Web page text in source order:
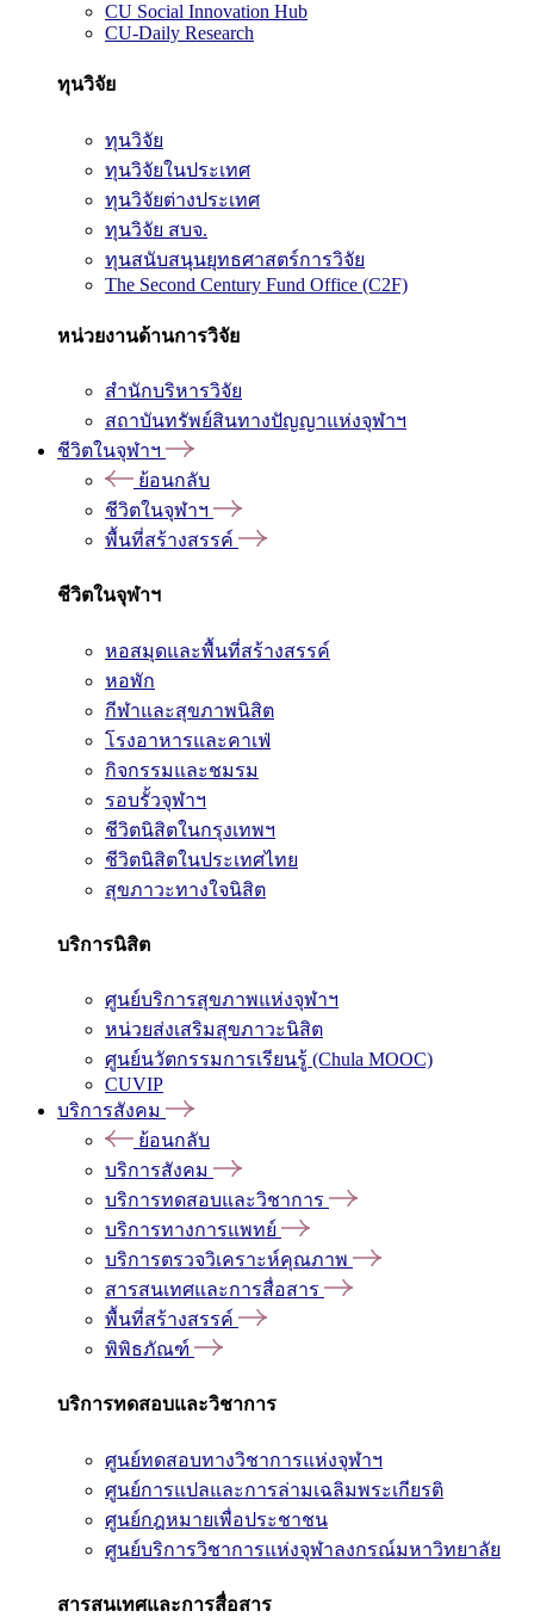
CU Social Innovation Hub
CU-Daily Research
ทุนวิจัย
ทุนวิจัย
ทุนวิจัยในประเทศ
ทุนวิจัยต่างประเทศ
ทุนวิจัย สบจ.
ทุนสนับสนุนยุทธศาสตร์การวิจัย
The Second Century Fund Office (C2F)
หน่วยงานด้านการวิจัย
สำนักบริหารวิจัย
สถาบันทรัพย์สินทางปัญญาแห่งจุฬาฯ
ชีวิตในจุฬาฯ
ย้อนกลับ
ชีวิตในจุฬาฯ
พื้นที่สร้างสรรค์
ชีวิตในจุฬาฯ
หอสมุดและพื้นที่สร้างสรรค์
หอพัก
กีฬาและสุขภาพนิสิต
โรงอาหารและคาเฟ่
กิจกรรมและชมรม
รอบรั้วจุฬาฯ
ชีวิตนิสิตในกรุงเทพฯ
ชีวิตนิสิตในประเทศไทย
สุขภาวะทางใจนิสิต
บริการนิสิต
ศูนย์บริการสุขภาพแห่งจุฬาฯ
หน่วยส่งเสริมสุขภาวะนิสิต
ศูนย์นวัตกรรมการเรียนรู้ (Chula MOOC)
CUVIP
บริการสังคม
ย้อนกลับ
บริการสังคม
บริการทดสอบและวิชาการ
บริการทางการแพทย์
บริการตรวจวิเคราะห์คุณภาพ
สารสนเทศและการสื่อสาร
พื้นที่สร้างสรรค์
พิพิธภัณฑ์
บริการทดสอบและวิชาการ
ศูนย์ทดสอบทางวิชาการแห่งจุฬาฯ
ศูนย์การแปลและการล่ามเฉลิมพระเกียรติ
ศูนย์กฎหมายเพื่อประชาชน
ศูนย์บริการวิชาการแห่งจุฬาลงกรณ์มหาวิทยาลัย
สารสนเทศและการสื่อสาร